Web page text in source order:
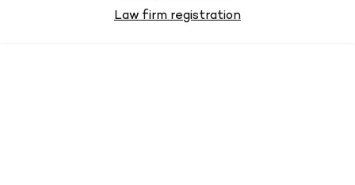
Law firm registration